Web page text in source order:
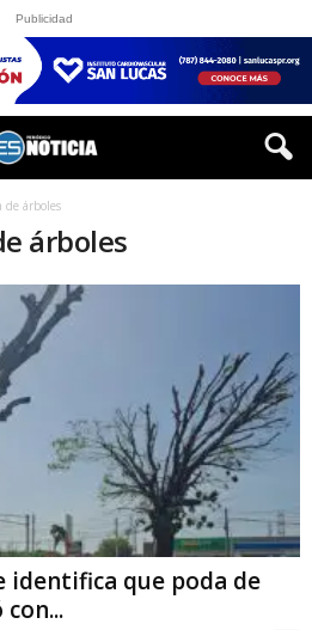
Publicidad
de árboles
árboles
identifica que poda de